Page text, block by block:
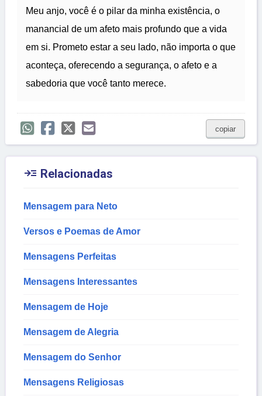
Meu anjo, você é o pilar da minha existência, o
manancial de um afeto mais profundo que a vida
em si. Prometo estar a seu lado, não importa o que
aconteça, oferecendo a segurança, o afeto e a
sabedoria que você tanto merece.
copiar
 Relacionadas
Mensagem para Neto
Versos e Poemas de Amor
Mensagens Perfeitas
Mensagens Interessantes
Mensagem de Hoje
Mensagem de Alegria
Mensagem do Senhor
Mensagens Religiosas